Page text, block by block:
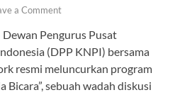
a Comment
Dewan Pengurus Pusat
(DPP KNPI) bersama
resmi meluncurkan program
Bicara”, sebuah wadah diskusi